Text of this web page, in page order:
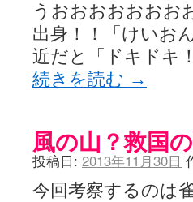
うおおおおおおお
出身！！「けいお
近だと「ドキドキ
続きを読む →
風の山？救国
投稿日: 2013年11月30日
今回考察するのは雀